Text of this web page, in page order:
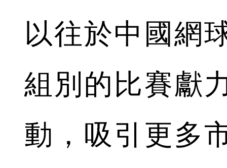
以往於中國網
組別的比賽獻
動，吸引更多